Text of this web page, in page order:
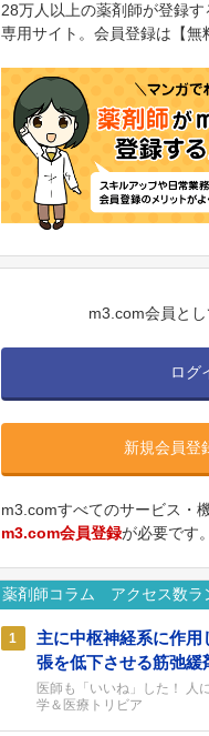
28万人以上の薬剤師が登録
専用サイト。会員登録は【無
m3.com会員と
ログ
新規会員登
m3.comすべてのサービス・
m3.com会員登録が必要です。
薬剤師コラム アクセス数ラ
1
主に中枢神経系に作用
張を低下させる筋弛緩
医師も「いいね」した！ 人
学＆医療トリビア